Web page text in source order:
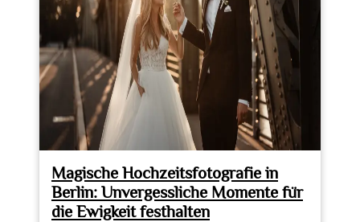
Magische Hochzeitsfotografie in
Berlin: Unvergessliche Momente für
die Ewigkeit festhalten